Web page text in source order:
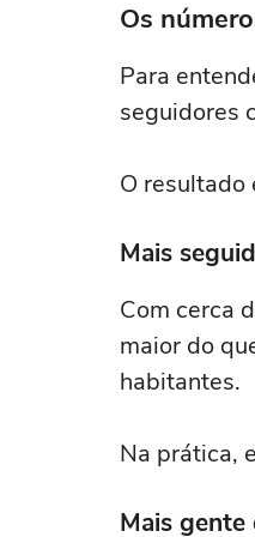
Os
Para
seguidores
O resultado
Mais
Com cerca
maior do
habitantes.
Na prática,
Mais